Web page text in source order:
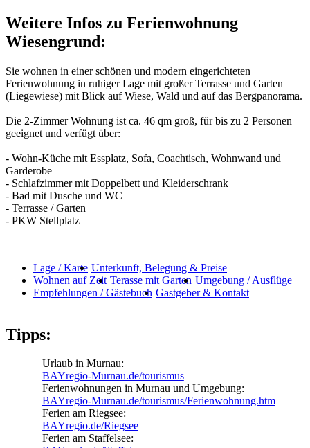
Weitere Infos zu Ferienwohnung
Wiesengrund:
Sie wohnen in einer schönen und modern eingerichteten
Ferienwohnung in ruhiger Lage mit großer Terrasse und Garten
(Liegewiese) mit Blick auf Wiese, Wald und auf das Bergpanorama.
Die 2-Zimmer Wohnung ist ca. 46 qm groß, für bis zu 2 Personen
geeignet und verfügt über:
- Wohn-Küche mit Essplatz, Sofa, Coachtisch, Wohnwand und
Garderobe
- Schlafzimmer mit Doppelbett und Kleiderschrank
- Bad mit Dusche und WC
- Terrasse / Garten
- PKW Stellplatz
Lage / Karte Unterkunft, Belegung & Preise
Wohnen auf Zeit Terasse mit Garten Umgebung / Ausflüge
Empfehlungen / Gästebuch Gastgeber & Kontakt
Tipps:
Urlaub in Murnau:
BAYregio-Murnau.de/tourismus
Ferienwohnungen in Murnau und Umgebung:
BAYregio-Murnau.de/tourismus/Ferienwohnung.htm
Ferien am Riegsee:
BAYregio.de/Riegsee
Ferien am Staffelsee: